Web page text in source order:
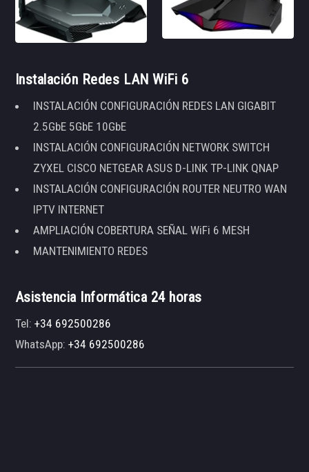
Instalación Redes LAN WiFi 6
INSTALACIÓN CONFIGURACIÓN REDES LAN GIGABIT
2.5GbE 5GbE 10GbE
INSTALACIÓN CONFIGURACIÓN NETWORK SWITCH
ZYXEL CISCO NETGEAR ASUS D-LINK TP-LINK QNAP
INSTALACIÓN CONFIGURACIÓN ROUTER NEUTRO WAN
IPTV INTERNET
AMPLIACIÓN COBERTURA SEÑAL WiFi 6 MESH
MANTENIMIENTO REDES
Asistencia Informática 24 horas
Tel:+34 692500286
WhatsApp:+34 692500286